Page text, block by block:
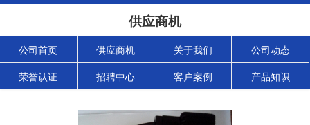
供应商机
公司首页 供应商机 关于我们 公司动态
荣誉认证 招聘中心 客户案例 产品知识